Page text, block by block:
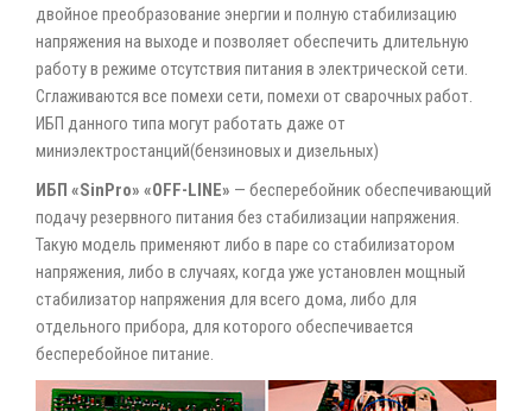
двойное преобразование энергии и полную стабилизацию
напряжения на выходе и позволяет обеспечить длительную
работу в режиме отсутствия питания в электрической сети.
Сглаживаются все помехи сети, помехи от сварочных работ.
ИБП данного типа могут работать даже от
миниэлектростанций(бензиновых и дизельных)
ИБП «SinPro» «OFF-LINE» — бесперебойник обеспечивающий
подачу резервного питания без стабилизации напряжения.
Такую модель применяют либо в паре со стабилизатором
напряжения, либо в случаях, когда уже установлен мощный
стабилизатор напряжения для всего дома, либо для
отдельного прибора, для которого обеспечивается
бесперебойное питание.